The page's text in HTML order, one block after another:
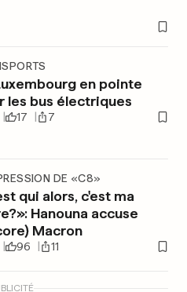
en pointe
les bus électriques
17 7
DE «C8»
qui alors, c'est ma
Hanouna accuse
Macron
96 11